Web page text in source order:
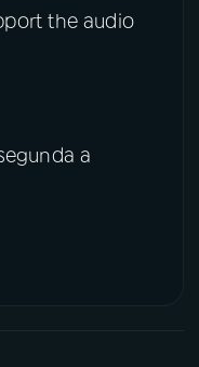
the audio
a